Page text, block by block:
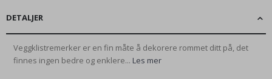
DETALJER
Veggklistremerker er en fin måte å dekorere rommet ditt på, det
finnes ingen bedre og enklere... Les mer